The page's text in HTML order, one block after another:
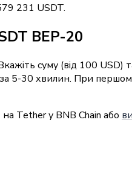
231 USDT.
BEP-20
суму (від 100
за 5-30 хвилин. При
Tether у BNB Chain або